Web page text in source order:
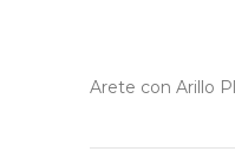
Arete con Arillo